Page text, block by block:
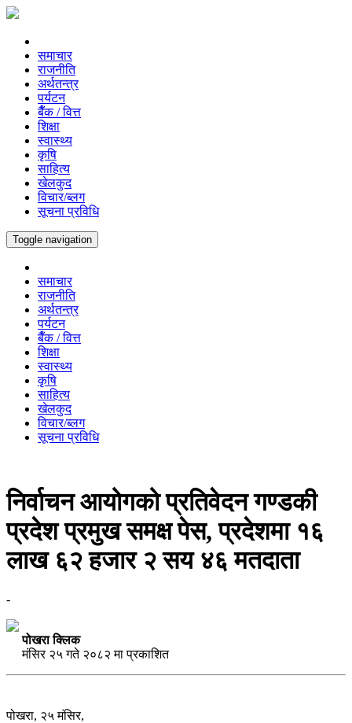
समाचार
राजनीति
अर्थतन्त्र
पर्यटन
बैँक / वित्त
शिक्षा
स्वास्थ्य
कृषि
साहित्य
खेलकुद
विचार/ब्लग
सूचना प्रविधि
Toggle navigation
समाचार
राजनीति
अर्थतन्त्र
पर्यटन
बैँक / वित्त
शिक्षा
स्वास्थ्य
कृषि
साहित्य
खेलकुद
विचार/ब्लग
सूचना प्रविधि
निर्वाचन आयोगको प्रतिवेदन गण्डकी
प्रदेश प्रमुख समक्ष पेस, प्रदेशमा १६
लाख ६२ हजार २ सय ४६ मतदाता
-
पोखरा क्लिक
मंसिर २५ गते २०८२ मा प्रकाशित
पोखरा, २५ मंसिर,